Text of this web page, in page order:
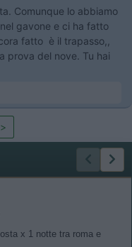
Comunque lo abbiamo
gavone e ci ha fatto
fatto è il trapasso,,
prova del nove. Tu hai
>
x 1 notte tra roma e